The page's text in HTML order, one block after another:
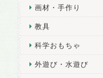
画材・手作り
教具
科学おもちゃ
外遊び・水遊び